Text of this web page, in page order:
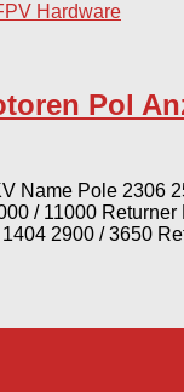
Hardware
Pol
Name Pole 2306
/ 11000
2900 / 3650